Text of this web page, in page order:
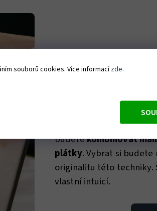
MALOVÁNÍ
Pro tento prémiový
nádechem luxusu.
budetekombinovat
plátky. Vybrat si
originalitu této techniky.
vlastní intuicí.
souborů cookies. Více informacízde.